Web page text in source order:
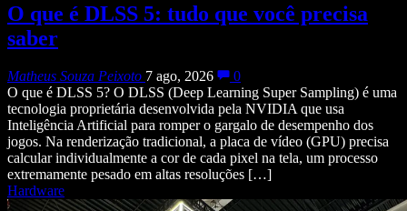
O que é DLSS 5: tudo que você precisa
saber
Matheus Souza Peixoto 7 ago, 2026
0
O que é DLSS 5? O DLSS (Deep Learning Super Sampling) é uma
tecnologia proprietária desenvolvida pela NVIDIA que usa
Inteligência Artificial para romper o gargalo de desempenho dos
jogos. Na renderização tradicional, a placa de vídeo (GPU) precisa
calcular individualmente a cor de cada pixel na tela, um processo
extremamente pesado em altas resoluções […]
Hardware